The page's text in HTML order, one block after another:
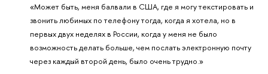
«Может быть, меня балвали в США, где я могу текстировать и
звонить любимых по телефону тогда, когда я хотела, но в
первых двух неделях в России, когда у меня не было
возможность делать больше, чем послать электронную почту
через каждый второй день, было очень трудно.»